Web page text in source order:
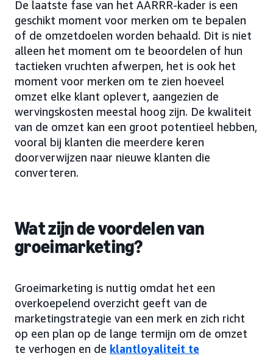
De laatste fase van het AARRR-kader is een
geschikt moment voor merken om te bepalen
of de omzetdoelen worden behaald. Dit is niet
alleen het moment om te beoordelen of hun
tactieken vruchten afwerpen, het is ook het
moment voor merken om te zien hoeveel
omzet elke klant oplevert, aangezien de
wervingskosten meestal hoog zijn. De kwaliteit
van de omzet kan een groot potentieel hebben,
vooral bij klanten die meerdere keren
doorverwijzen naar nieuwe klanten die
converteren.
Wat zijn de voordelen van
groeimarketing?
Groeimarketing is nuttig omdat het een
overkoepelend overzicht geeft van de
marketingstrategie van een merk en zich richt
op een plan op de lange termijn om de omzet
te verhogen en de klantloyaliteit te